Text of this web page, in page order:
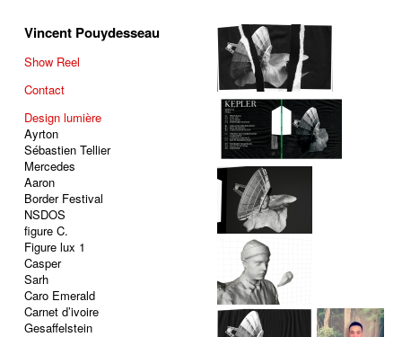
Vincent Pouydesseau
Show Reel
Contact
Design lumière
Ayrton
Sébastien Tellier
Mercedes
Aaron
Border Festival
NSDOS
figure C.
Figure lux 1
Casper
Sarh
Caro Emerald
Carnet d’ivoire
Gesaffelstein